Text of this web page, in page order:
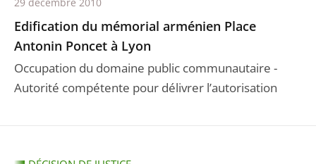
Edification du mémorial arménien Place
Antonin Poncet à Lyon
Occupation du domaine public communautaire -
Autorité compétente pour délivrer l’autorisation